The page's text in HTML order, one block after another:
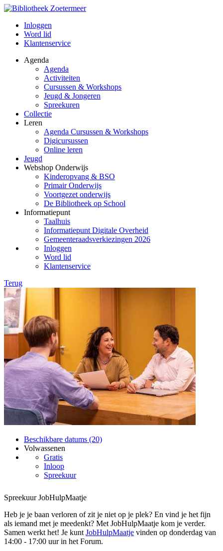
Inloggen
Word lid
Klantenservice
Agenda
Agenda
Activiteiten
Cursussen & Workshops
Jeugd & Jongeren
Spreekuren
Collectie
Leren
Agenda Cursussen & Workshops
Digicursussen
Online leren
Jeugd
Webshop Onderwijs
Kinderopvang & BSO
Primair Onderwijs
Voortgezet onderwijs
De Bibliotheek op School
Informatiepunt
Taalhuis
Informatiepunt Digitale Overheid
Gemeenteraadsverkiezingen 2026
Inloggen
Word lid
Klantenservice
Terug
Beschikbare datums (20)
Volwassenen
Gratis
Inloop
Spreekuur
Spreekuur JobHulpMaatje
Heb je je baan verloren of zit je niet op je plek? En vind je het fijn
als iemand met je meedenkt? Met JobHulpMaatje kom je verder.
Samen werkt het! Je kunt JobHulpMaatje vinden op donderdag van
14:00 - 17:00 uur in het Forum.